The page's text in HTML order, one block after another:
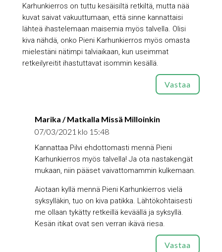
Karhunkierros on tuttu kesäisiltä retkiltä, mutta nää
kuvat saivat vakuuttumaan, että sinne kannattaisi
lähteä ihastelemaan maisemia myös talvella. Olisi
kiva nähdä, onko Pieni Karhunkierros myös omasta
mielestäni nätimpi talviaikaan, kun useimmat
retkeilyreitit ihastuttavat isommin kesällä.
Vastaa
Marika / Matkalla Missä Milloinkin
07/03/2021 klo 15:48
Kannattaa Pilvi ehdottomasti mennä Pieni
Karhunkierros myös talvella! Ja ota nastakengät
mukaan, niin pääset vaivattomammin kulkemaan.
Aiotaan kyllä mennä Pieni Karhunkierros vielä
syksylläkin, tuo on kiva patikka. Lähtökohtaisesti
me ollaan tykätty retkeillä keväällä ja syksyllä.
Kesän itikat ovat sen verran ikävä riesa.
Vastaa